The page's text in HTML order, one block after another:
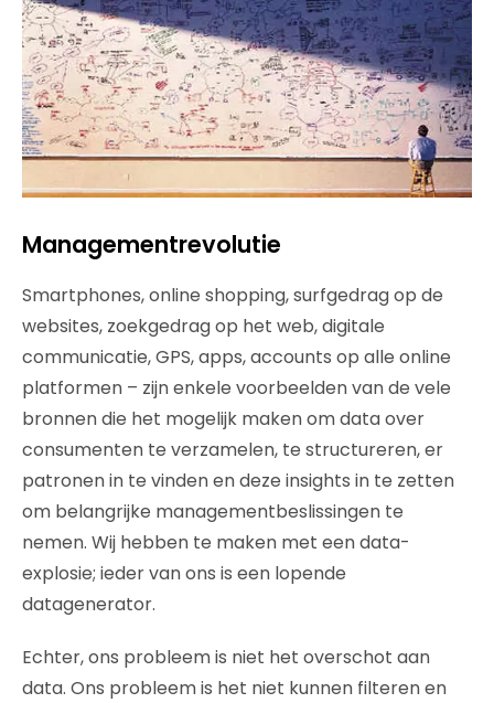
Managementrevolutie
Smartphones, online shopping, surfgedrag op de
websites, zoekgedrag op het web, digitale
communicatie, GPS, apps, accounts op alle online
platformen – zijn enkele voorbeelden van de vele
bronnen die het mogelijk maken om data over
consumenten te verzamelen, te structureren, er
patronen in te vinden en deze insights in te zetten
om belangrijke managementbeslissingen te
nemen. Wij hebben te maken met een data-
explosie; ieder van ons is een lopende
datagenerator.
Echter, ons probleem is niet het overschot aan
data. Ons probleem is het niet kunnen filteren en